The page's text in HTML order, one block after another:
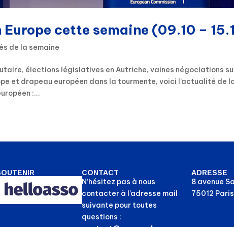
Europe cette semaine (09.10 –
de la semaine
élections législatives en Autriche, vaines négociations
et drapeau européen dans la tourmente, voici l’actualité de
:...
CONTACT
N’hésitez pas à nous
contacter à l’adresse mail
suivante pour toutes
questions :
ADRESSE
8 avenue
75012 Paris